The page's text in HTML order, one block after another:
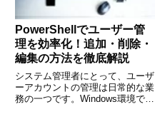
PowerShellでユーザー管
理を効率化！追加・削除・
編集の方法を徹底解説
システム管理者にとって、ユーザ
ーアカウントの管理は日常的な業
務の一つです。Windows環境で手